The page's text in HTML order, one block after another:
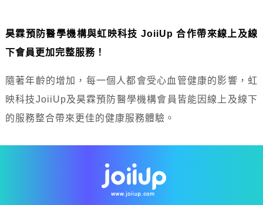
昊霖預防醫學機構與虹映科技 JoiiUp 合作帶來線上及線
下會員更加完整服務！
隨著年齡的增加，每一個人都會受心血管健康的影響，虹
映科技JoiiUp及昊霖預防醫學機構會員皆能因線上及線下
的服務整合帶來更佳的健康服務體驗。